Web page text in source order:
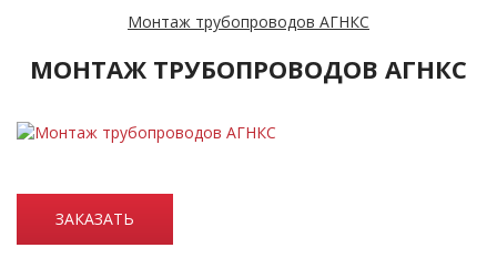
Монтаж трубопроводов АГНКС
МОНТАЖ ТРУБОПРОВОДОВ АГНКС
ЗАКАЗАТЬ